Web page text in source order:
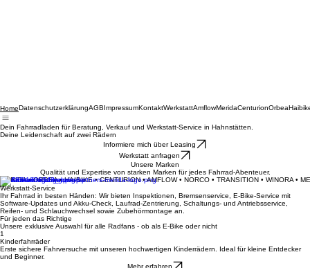
Home DatenschutzerklärungAGBImpressumKontaktWerkstattAmflowMeridaCenturion
Dein Fahrradladen für Beratung, Verkauf und Werkstatt-Service in Hahnstätten.
Informiere mich über Leasing
Werkstatt anfragen
Qualität und Expertise von starken Marken für jedes Fahrrad-Abenteuer.
MERIDA • ORBEA • HAIBIKE • CENTURION • AMFLOW • NORCO • TRANSITION • WINORA •
Werkstatt-Service
Ihr Fahrrad in besten Händen: Wir bieten Inspektionen, Bremsenservice, E-Bike-Service mit
Software-Updates und Akku-Check, Laufrad-Zentrierung, Schaltungs- und Antriebsservice,
Reifen- und Schlauchwechsel sowie Zubehörmontage an.
Für jeden das Richtige
Unsere exklusive Auswahl für alle Radfans - ob als E-Bike oder nicht
1